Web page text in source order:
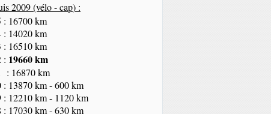
2009 (vélo - cap) :
: 16700 km
: 14020 km
: 16510 km
: 19660 km
: 16870 km
: 13870 km - 600 km
: 12210 km - 1120 km
: 17030 km - 630 km